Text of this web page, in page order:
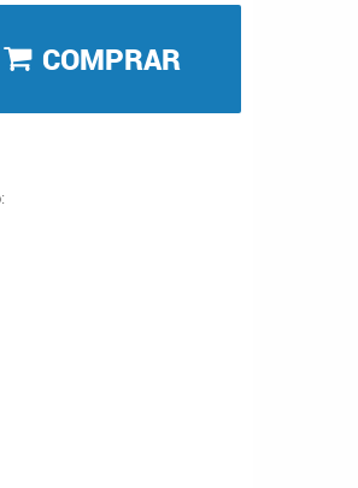
COMPRAR